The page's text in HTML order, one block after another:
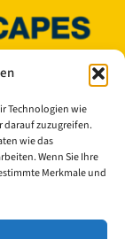
Technologien wie
darauf zuzugreifen.
wie das
Wenn Sie Ihre
Merkmale und